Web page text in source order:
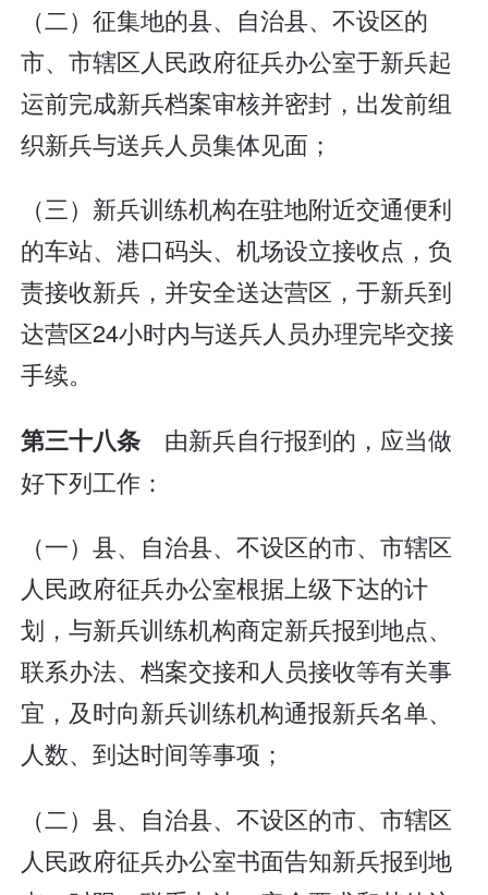
（二）征集地的县、自治县、不设区的
市、市辖区人民政府征兵办公室于新兵起
运前完成新兵档案审核并密封，出发前组
织新兵与送兵人员集体见面；
（三）新兵训练机构在驻地附近交通便利
的车站、港口码头、机场设立接收点，负
责接收新兵，并安全送达营区，于新兵到
达营区24小时内与送兵人员办理完毕交接
手续。
第三十八条 由新兵自行报到的，应当做
好下列工作：
（一）县、自治县、不设区的市、市辖区
人民政府征兵办公室根据上级下达的计
划，与新兵训练机构商定新兵报到地点、
联系办法、档案交接和人员接收等有关事
宜，及时向新兵训练机构通报新兵名单、
人数、到达时间等事项；
（二）县、自治县、不设区的市、市辖区
人民政府征兵办公室书面告知新兵报到地